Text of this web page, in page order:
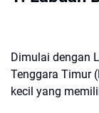
Dimulai dengan
Tenggara Timur
kecil yang